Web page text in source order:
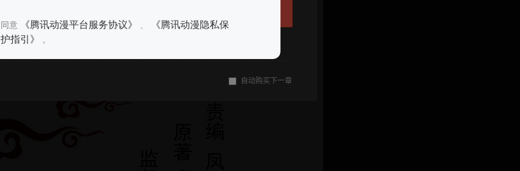
同意 《腾讯动漫平台服务协议》
《腾讯动漫隐私保
护指引》
。